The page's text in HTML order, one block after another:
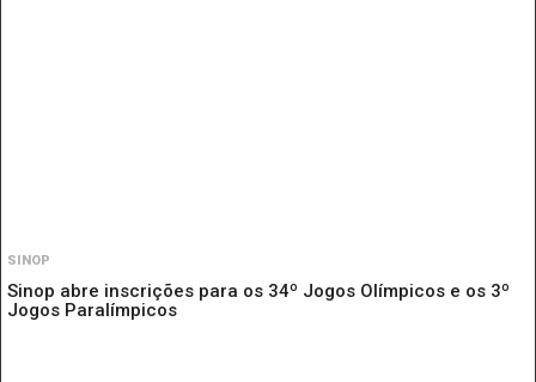
SINOP
Sinop abre inscrições para os 34º Jogos Olímpicos e os 3º
Jogos Paralímpicos